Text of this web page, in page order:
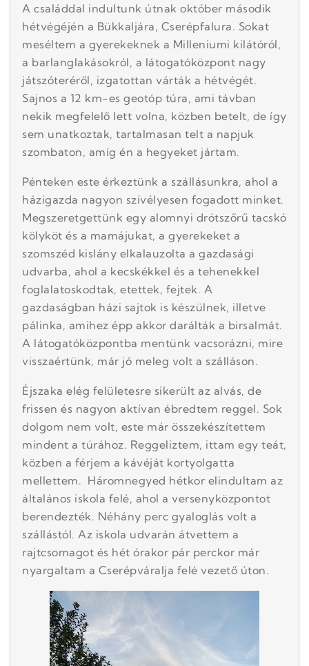
A családdal indultunk útnak október második
hétvégéjén a Bükkaljára, Cserépfalura. Sokat
meséltem a gyerekeknek a Milleniumi kilátóról,
a barlanglakásokról, a látogatóközpont nagy
játszóteréről, izgatottan várták a hétvégét.
Sajnos a 12 km-es geotóp túra, ami távban
nekik megfelelő lett volna, közben betelt, de így
sem unatkoztak, tartalmasan telt a napjuk
szombaton, amíg én a hegyeket jártam.
Pénteken este érkeztünk a szállásunkra, ahol a
házigazda nagyon szívélyesen fogadott minket.
Megszeretgettünk egy alomnyi drótszőrű tacskó
kölyköt és a mamájukat, a gyerekeket a
szomszéd kislány elkalauzolta a gazdasági
udvarba, ahol a kecskékkel és a tehenekkel
foglalatoskodtak, etettek, fejtek. A
gazdaságban házi sajtok is készülnek, illetve
pálinka, amihez épp akkor darálták a birsalmát.
A látogatóközpontba mentünk vacsorázni, mire
visszaértünk, már jó meleg volt a szálláson.
Éjszaka elég felületesre sikerült az alvás, de
frissen és nagyon aktívan ébredtem reggel. Sok
dolgom nem volt, este már összekészítettem
mindent a túrához. Reggeliztem, ittam egy teát,
közben a férjem a kávéját kortyolgatta
mellettem. Háromnegyed hétkor elindultam az
általános iskola felé, ahol a versenyközpontot
berendezték. Néhány perc gyaloglás volt a
szállástól. Az iskola udvarán átvettem a
rajtcsomagot és hét órakor pár perckor már
nyargaltam a Cserépváralja felé vezető úton.